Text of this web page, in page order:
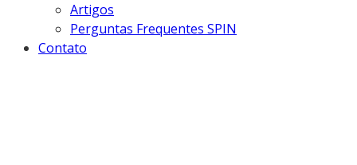
Artigos
Perguntas Frequentes SPIN
Contato